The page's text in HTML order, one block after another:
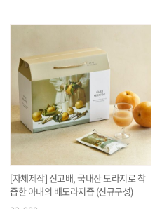
[자체제작] 신고배, 국내산 도라지로 착
즙한 아내의 배도라지즙 (신규구성)